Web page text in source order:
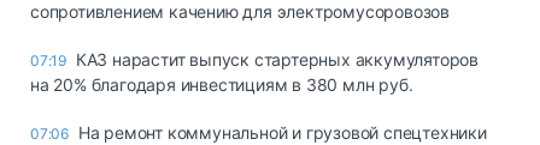
сопротивлением качению для электромусоровозов
07:19 КАЗ нарастит выпуск стартерных аккумуляторов
на 20% благодаря инвестициям в 380 млн руб.
07:06 На ремонт коммунальной и грузовой спецтехники